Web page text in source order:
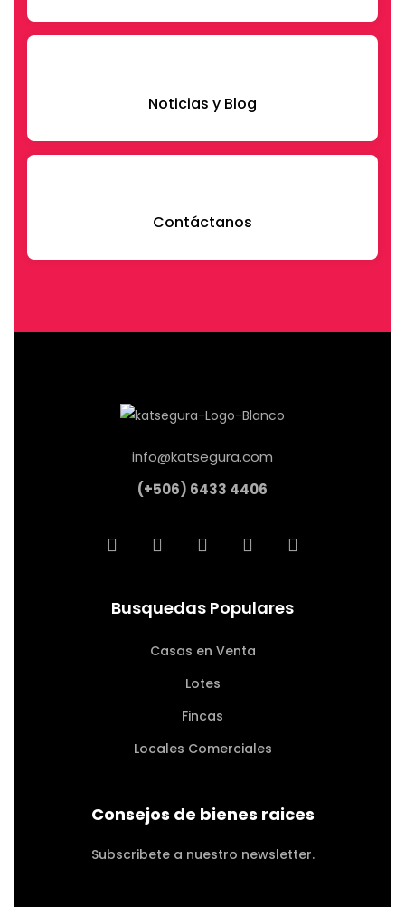
Noticias y Blog
Contáctanos
info@katsegura.com
(+506) 6433 4406
Busquedas Populares
Casas en Venta
Lotes
Fincas
Locales Comerciales
Consejos de bienes raices
Subscribete a nuestro newsletter.